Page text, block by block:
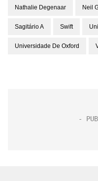
Nathalie Degenaar Neil
Sagitário A Swift
Universidade De Oxford